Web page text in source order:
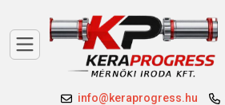
info@keraprogress.hu